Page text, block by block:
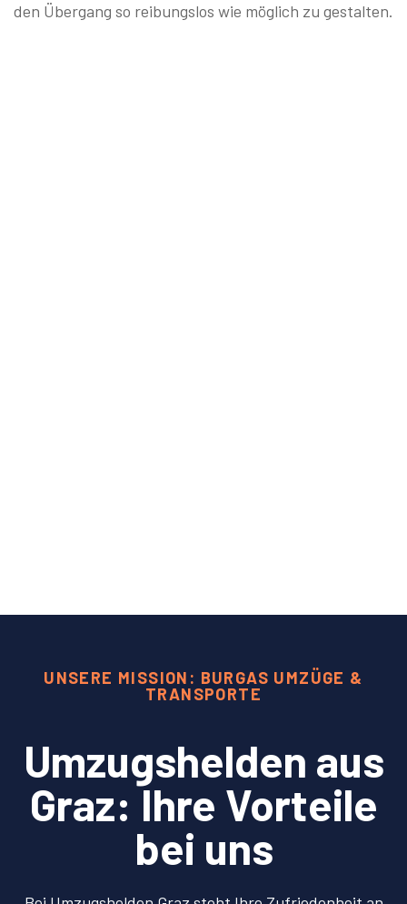
den Übergang so reibungslos wie möglich zu gestalten.
UNSERE MISSION: BURGAS UMZÜGE &
TRANSPORTE
Umzugshelden aus
Graz: Ihre Vorteile
bei uns